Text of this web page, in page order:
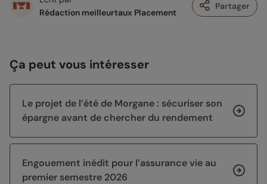
Rédaction meilleurtaux Placement
Partager
Ça peut vous intéresser
Le projet de l’été de Morgane : sécuriser son
épargne avant de chercher du rendement
Engouement inédit pour l’assurance vie au
premier semestre 2026